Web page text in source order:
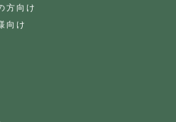
方向け
向け